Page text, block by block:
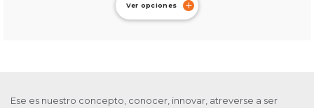
Ver opciones
Ese es nuestro concepto, conocer, innovar, atreverse a ser